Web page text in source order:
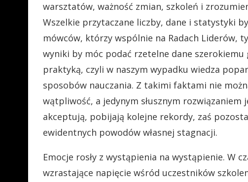
warsztatów, ważność zmian, szkoleń i
Wszelkie przytaczane liczby, dane i statystyki
mówców, którzy wspólnie na Radach Liderów,
wyniki by móc podać rzetelne dane
praktyką, czyli w naszym wypadku wiedza
sposobów nauczania. Z takimi faktami nie
wątpliwość, a jedynym słusznym
akceptują, pobijają kolejne rekordy, zaś
ewidentnych powodów własnej stagnacji.
Emocje rosły z wystąpienia na wystąpienie. W
wzrastające napięcie wśród uczestników